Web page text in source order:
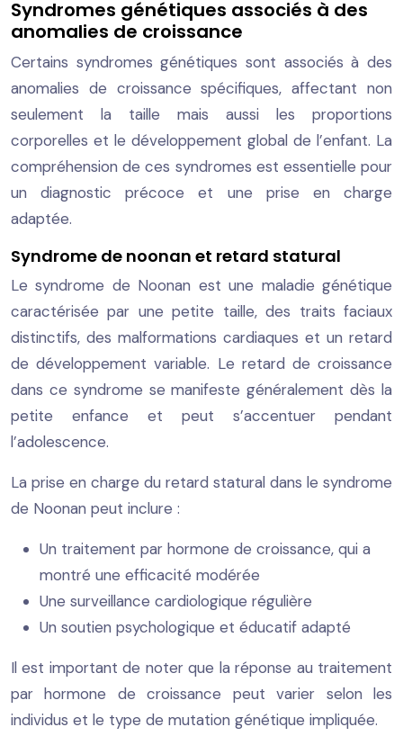
Syndromes génétiques associés à des
anomalies de croissance
Certains syndromes génétiques sont associés à des
anomalies de croissance spécifiques, affectant non
seulement la taille mais aussi les proportions
corporelles et le développement global de l’enfant. La
compréhension de ces syndromes est essentielle pour
un diagnostic précoce et une prise en charge
adaptée.
Syndrome de noonan et retard statural
Le syndrome de Noonan est une maladie génétique
caractérisée par une petite taille, des traits faciaux
distinctifs, des malformations cardiaques et un retard
de développement variable. Le retard de croissance
dans ce syndrome se manifeste généralement dès la
petite enfance et peut s’accentuer pendant
l’adolescence.
La prise en charge du retard statural dans le syndrome
de Noonan peut inclure :
Un traitement par hormone de croissance, qui a
montré une efficacité modérée
Une surveillance cardiologique régulière
Un soutien psychologique et éducatif adapté
Il est important de noter que la réponse au traitement
par hormone de croissance peut varier selon les
individus et le type de mutation génétique impliquée.